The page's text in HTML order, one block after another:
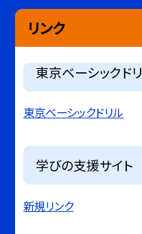
リンク
東京ベーシックド
東京ベーシックドリル
学びの支援サイト
新規リンク